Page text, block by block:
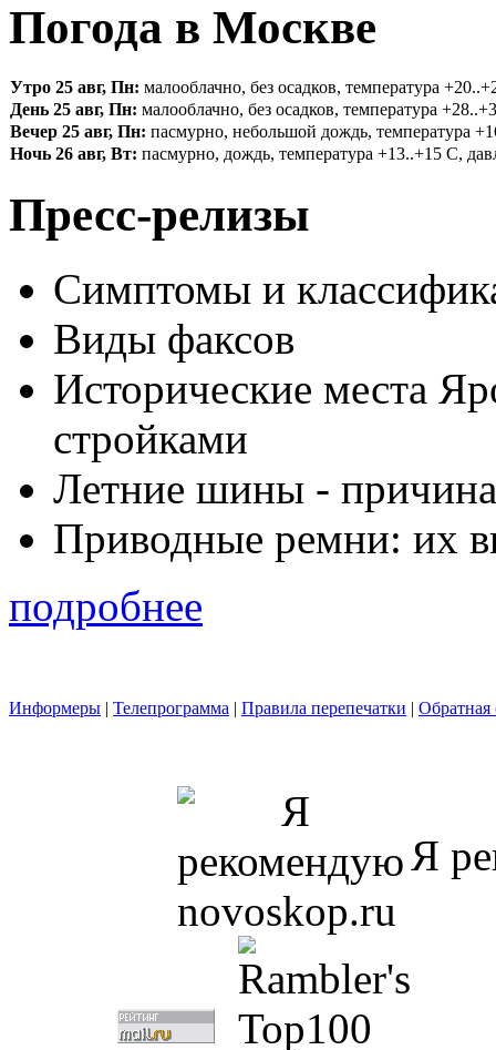
Погода в Москве
Утро 25 авг, Пн: малооблачно, без осадков, температура
День 25 авг, Пн: малооблачно, без осадков, температура
Вечер 25 авг, Пн: пасмурно, небольшой дождь, температура
Ночь 26 авг, Вт: пасмурно, дождь, температура +13..+15 С,
Пресс-релизы
Симптомы и
Виды факсов
Исторические места
стройками
Летние шины -
Приводные ремни: их
подробнее
Информеры | Телепрограмма | Правила перепечатки | Обратная
Я